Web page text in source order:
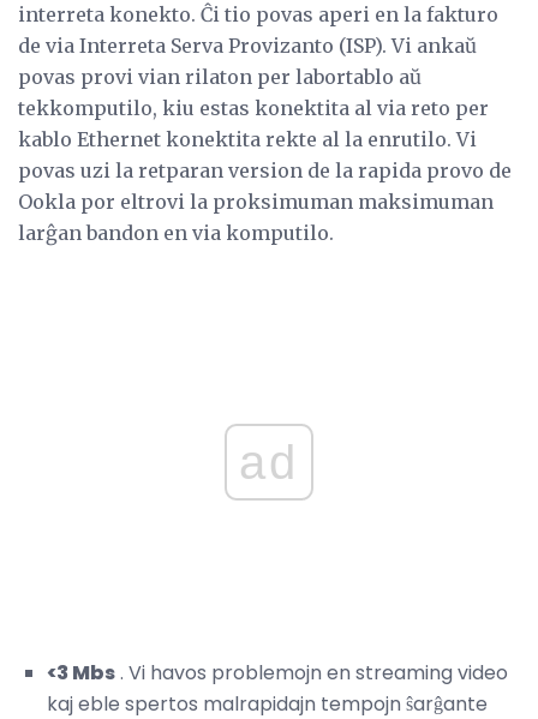
interreta konekto. Ĉi tio povas aperi en la fakturo
de via Interreta Serva Provizanto (ISP). Vi ankaŭ
povas provi vian rilaton per labortablo aŭ
tekkomputilo, kiu estas konektita al via reto per
kablo Ethernet konektita rekte al la enrutilo. Vi
povas uzi la retparan version de la rapida provo de
Ookla por eltrovi la proksimuman maksimuman
larĝan bandon en via komputilo.
ad
<3 Mbs. Vi havos problemojn en streaming video
kaj eble spertos malrapidajn tempojn ŝarĝante